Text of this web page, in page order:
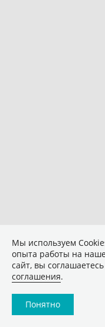
Мы используем
опыта работы на
сайт, вы
соглашения.
Понятно